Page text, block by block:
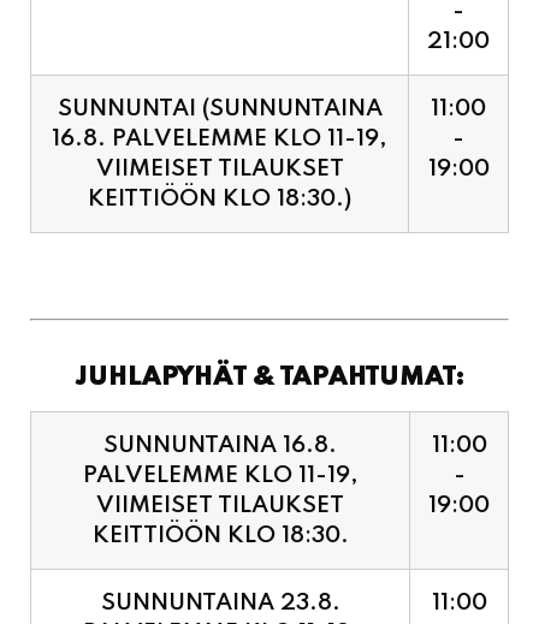
VIIMEISET TILAUKSET
KEITTIÖÖN KLO 18:30.)
11:00
-
19:00
PALVELEMME KLO 11-19,
VIIMEISET TILAUKSET
KEITTIÖÖN KLO 18:30.
-
19:00
SUNNUNTAINA 23.8.
PALVELEMME KLO 11-19,
VIIMEISET TILAUKSET
KEITTIÖÖN KLO 18:30.
11:00
19:00